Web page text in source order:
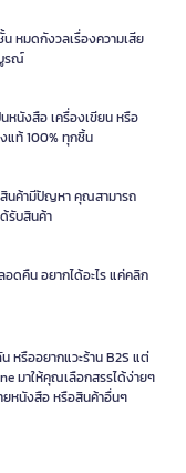
หมดกังวลเรื่องความเสีย
รณ์
หนังสือ เครื่องเขียน หรือ
แท้ 100% ทุกชิ้น
สินค้ามีปัญหา คุณสามารถ
รับสินค้า
ดคืน อยากได้อะไร แค่คลิก
หรืออยากแวะร้าน B2S แต่
มาให้คุณเลือกสรรได้ง่ายๆ
หนังสือ หรือสินค้าอื่นๆ